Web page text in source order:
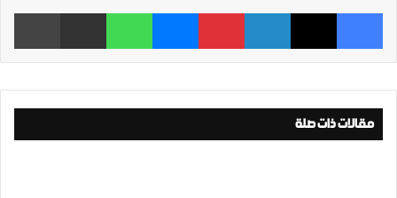
فيسبوك ‫X لينكدإن بينتيريست ماسنجر واتساب مشاركة عبر البريد
مقالات ذات صلة